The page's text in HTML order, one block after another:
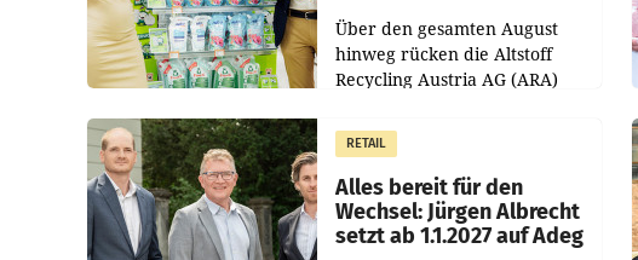
Über den gesamten August
hinweg rücken die Altstoff
Recycling Austria AG (ARA)
Müller die Initiative „Kreislauf-
Helden“ in allen
österreichischen Müller-Filialen
RETAIL
Alles bereit für den
Wechsel: Jürgen Albrecht
setzt ab 1.1.2027 auf Adeg